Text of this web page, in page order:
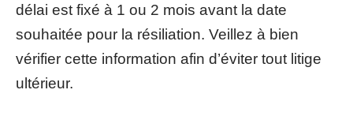
délai est fixé à 1 ou 2 mois avant la date
souhaitée pour la résiliation. Veillez à bien
vérifier cette information afin d’éviter tout litige
ultérieur.